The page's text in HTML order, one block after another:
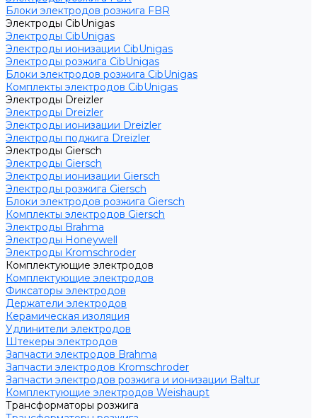
Блоки электродов розжига FBR
Электроды CibUnigas
Электроды CibUnigas
Электроды ионизации CibUnigas
Электроды розжига CibUnigas
Блоки электродов розжига CibUnigas
Комплекты электродов CibUnigas
Электроды Dreizler
Электроды Dreizler
Электроды ионизации Dreizler
Электроды поджига Dreizler
Электроды Giersch
Электроды Giersch
Электроды ионизации Giersch
Электроды розжига Giersch
Блоки электродов розжига Giersch
Комплекты электродов Giersch
Электроды Brahma
Электроды Honeywell
Электроды Kromschroder
Комплектующие электродов
Комплектующие электродов
Фиксаторы электродов
Держатели электродов
Керамическая изоляция
Удлинители электродов
Штекеры электродов
Запчасти электродов Brahma
Запчасти электродов Kromschroder
Запчасти электродов розжига и ионизации Baltur
Комплектующие электродов Weishaupt
Трансформаторы розжига